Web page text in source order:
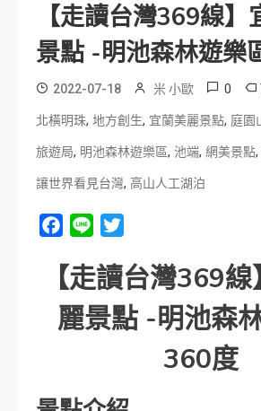
【走讀台灣369線】
景點 -明池森林遊樂
2022-07-18 米 小歐 0
北橫明珠, 地方創生, 宜蘭美麗景點, 庭園
旅遊局, 明池森林遊樂區, 池端, 網美景點,
讓世界看見台灣, 高山人工湖泊
Facebook
Line
【走讀台灣369
麗景點 -明池森
360度